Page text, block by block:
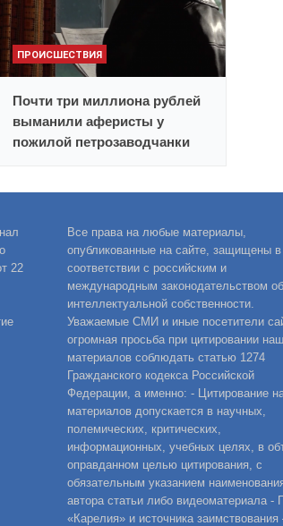
ПРОИСШЕСТВИЯ
Почти три миллиона рублей
выманили аферисты у
пожилой петрозаводчанки
22
Все права на любые материалы,
опубликованные на сайте, защищены в
соответствии с российским и
международным законодательством об
интеллектуальной собственности.
Уважаемые СМИ и иные посетители
огромная просьба при цитировании
материалов соблюдать статью 1274
Гражданского кодекса Российской
Федерации, а именно: - Цитирование
материалов допускается в научных,
полемических, критических,
информационных, учебных целях, в
оправданном целью цитирования, с
обязательным указанием
автора статьи либо видеоматериала -
«Карелия» и источника заимствования